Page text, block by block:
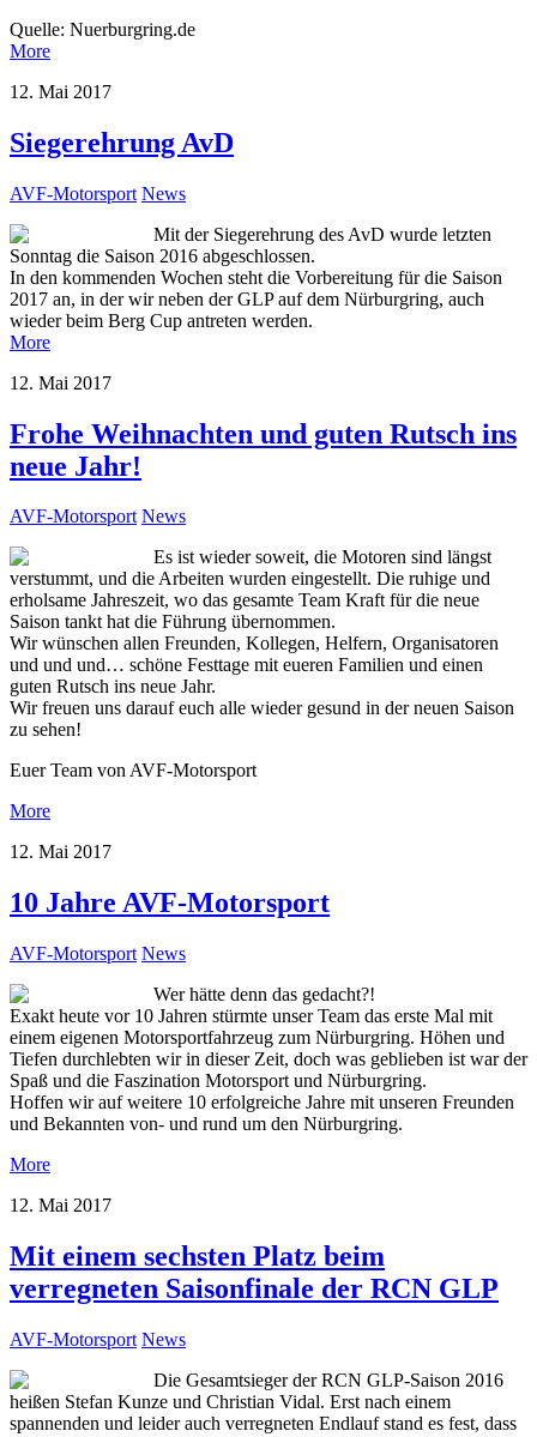
Quelle: Nuerburgring.de
More
12. Mai 2017
Siegerehrung AvD
AVF-Motorsport News
Mit der Siegerehrung des AvD wurde letzten
Sonntag die Saison 2016 abgeschlossen.
In den kommenden Wochen steht die Vorbereitung für die Saison
2017 an, in der wir neben der GLP auf dem Nürburgring, auch
wieder beim Berg Cup antreten werden.
More
12. Mai 2017
Frohe Weihnachten und guten Rutsch ins
neue Jahr!
AVF-Motorsport News
Es ist wieder soweit, die Motoren sind längst
verstummt, und die Arbeiten wurden eingestellt. Die ruhige und
erholsame Jahreszeit, wo das gesamte Team Kraft für die neue
Saison tankt hat die Führung übernommen.
Wir wünschen allen Freunden, Kollegen, Helfern, Organisatoren
und und und… schöne Festtage mit eueren Familien und einen
guten Rutsch ins neue Jahr.
Wir freuen uns darauf euch alle wieder gesund in der neuen Saison
zu sehen!
Euer Team von AVF-Motorsport
More
12. Mai 2017
10 Jahre AVF-Motorsport
AVF-Motorsport News
Wer hätte denn das gedacht?!
Exakt heute vor 10 Jahren stürmte unser Team das erste Mal mit
einem eigenen Motorsportfahrzeug zum Nürburgring. Höhen und
Tiefen durchlebten wir in dieser Zeit, doch was geblieben ist war der
Spaß und die Faszination Motorsport und Nürburgring.
Hoffen wir auf weitere 10 erfolgreiche Jahre mit unseren Freunden
und Bekannten von- und rund um den Nürburgring.
More
12. Mai 2017
Mit einem sechsten Platz beim
verregneten Saisonfinale der RCN GLP
AVF-Motorsport News
Die Gesamtsieger der RCN GLP-Saison 2016
heißen Stefan Kunze und Christian Vidal. Erst nach einem
spannenden und leider auch verregneten Endlauf stand es fest, dass